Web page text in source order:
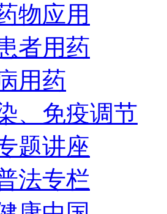
物应用
者用药
用药
、免疫调节
题讲座
法专栏